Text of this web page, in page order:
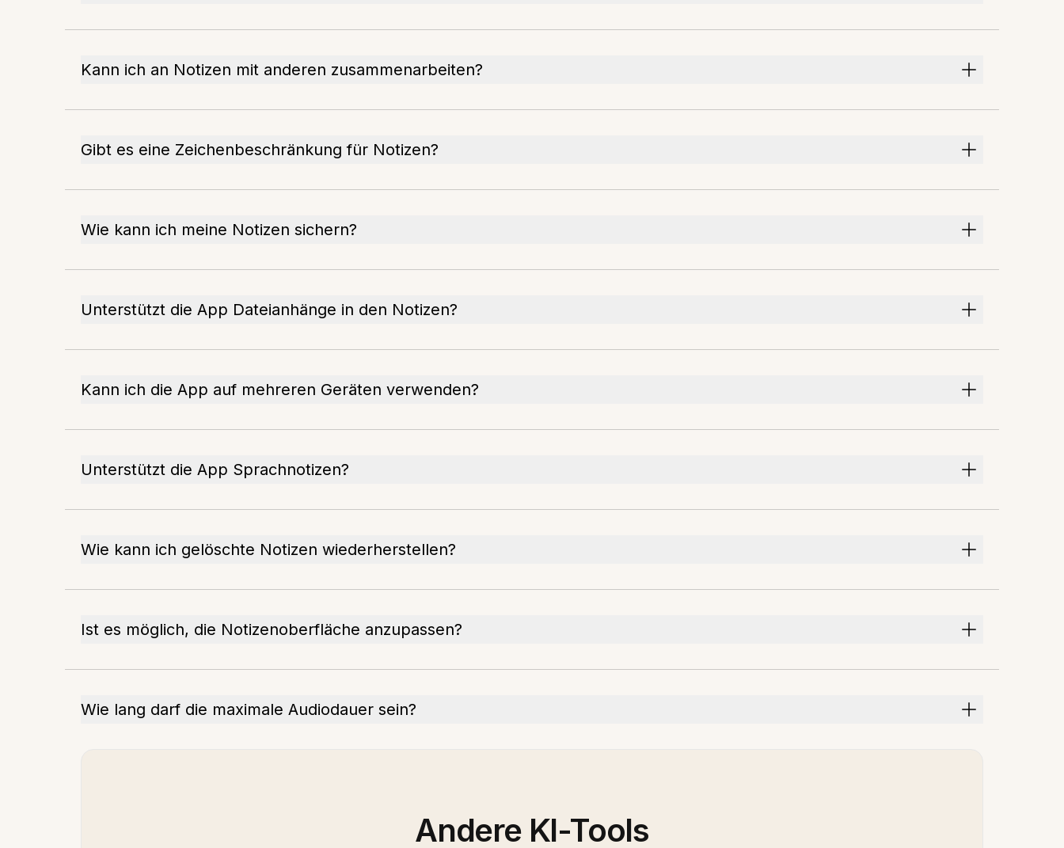
Kann ich an Notizen mit anderen zusammenarbeiten?
Gibt es eine Zeichenbeschränkung für Notizen?
Wie kann ich meine Notizen sichern?
Unterstützt die App Dateianhänge in den Notizen?
Kann ich die App auf mehreren Geräten verwenden?
Unterstützt die App Sprachnotizen?
Wie kann ich gelöschte Notizen wiederherstellen?
Ist es möglich, die Notizenoberfläche anzupassen?
Wie lang darf die maximale Audiodauer sein?
Andere KI-Tools